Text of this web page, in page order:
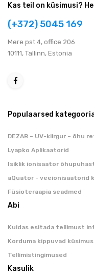
Kas teil on küsimusi?
(+372) 5045 169
Мere pst 4, office 206
10111, Tallinn, Estonia
Populaarsed
DEZAR – UV-kiirgur – õhu
Lyapko Aplikaatorid
Isiklik ionisaator
aQuator - veeionisaatorid
Füsioteraapia seadmed
Abi
Kuidas esitada tellimust
Korduma kippuvad
Tellimistingimused
Kasulik